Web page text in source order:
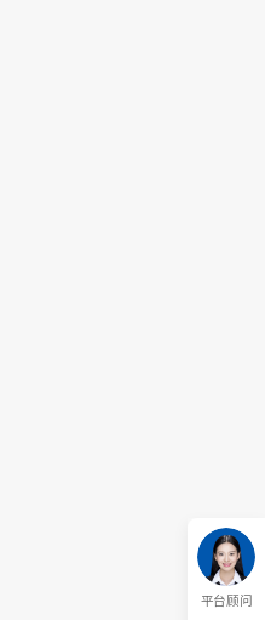
平台顾问